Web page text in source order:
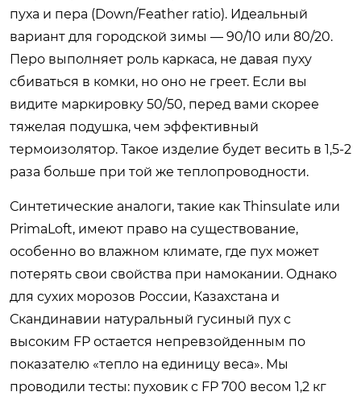
пуха и пера (Down/Feather ratio). Идеальный
вариант для городской зимы — 90/10 или 80/20.
Перо выполняет роль каркаса, не давая пуху
сбиваться в комки, но оно не греет. Если вы
видите маркировку 50/50, перед вами скорее
тяжелая подушка, чем эффективный
термоизолятор. Такое изделие будет весить в 1,5-2
раза больше при той же теплопроводности.
Синтетические аналоги, такие как Thinsulate или
PrimaLoft, имеют право на существование,
особенно во влажном климате, где пух может
потерять свои свойства при намокании. Однако
для сухих морозов России, Казахстана и
Скандинавии натуральный гусиный пух с
высоким FP остается непревзойденным по
показателю «тепло на единицу веса». Мы
проводили тесты: пуховик с FP 700 весом 1,2 кг